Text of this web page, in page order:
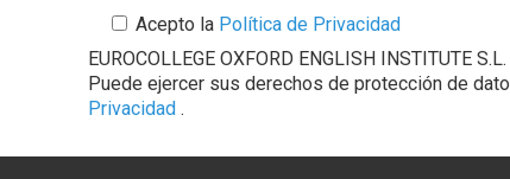
Acepto la Política de Privacidad
EUROCOLLEGE OXFORD ENGLISH INSTITUTE
Puede ejercer sus derechos de protección de
Privacidad.